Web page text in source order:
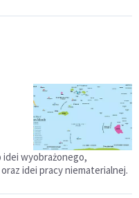
wyobrażonego,
idei pracy niematerialnej.